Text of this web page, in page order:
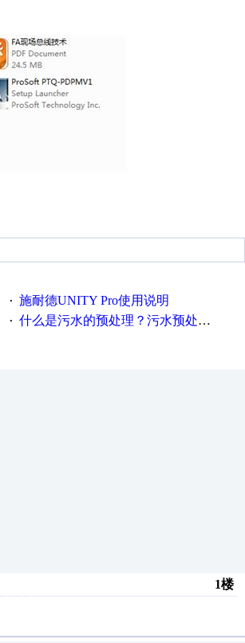
· 施耐德UNITY Pro使用说明
· 什么是污水的预处理？污水预处理的目的是什么？
1楼